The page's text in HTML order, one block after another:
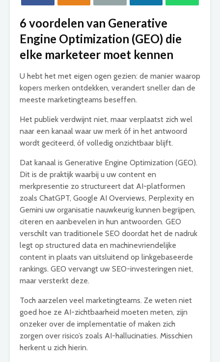
6 voordelen van Generative
Engine Optimization (GEO) die
elke marketeer moet kennen
U hebt het met eigen ogen gezien: de manier waarop
kopers merken ontdekken, verandert sneller dan de
meeste marketingteams beseffen.
Het publiek verdwijnt niet, maar verplaatst zich wel
naar een kanaal waar uw merk óf in het antwoord
wordt geciteerd, óf volledig onzichtbaar blijft.
Dat kanaal is Generative Engine Optimization (GEO).
Dit is de praktijk waarbij u uw content en
merkpresentie zo structureert dat AI-platformen
zoals ChatGPT, Google AI Overviews, Perplexity en
Gemini uw organisatie nauwkeurig kunnen begrijpen,
citeren en aanbevelen in hun antwoorden. GEO
verschilt van traditionele SEO doordat het de nadruk
legt op structured data en machinevriendelijke
content in plaats van uitsluitend op linkgebaseerde
rankings. GEO vervangt uw SEO-investeringen niet,
maar versterkt deze.
Toch aarzelen veel marketingteams. Ze weten niet
goed hoe ze AI-zichtbaarheid moeten meten, zijn
onzeker over de implementatie of maken zich
zorgen over risico’s zoals AI-hallucinaties. Misschien
herkent u zich hierin.